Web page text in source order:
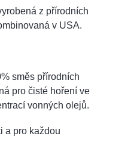
z přírodních
v USA.
směs přírodních
pro čisté hoření ve
vonných olejů.
a pro každou